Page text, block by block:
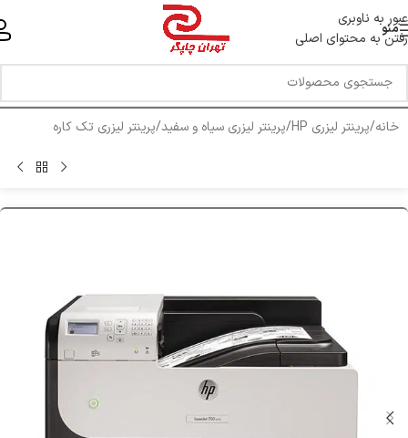
عبور به ناوبری
رفتن به محتوای اصلی
منو
خانه/پرینتر لیزری HP /پرینتر لیزری سیاه و سفید/پرینتر لیزری تک کاره